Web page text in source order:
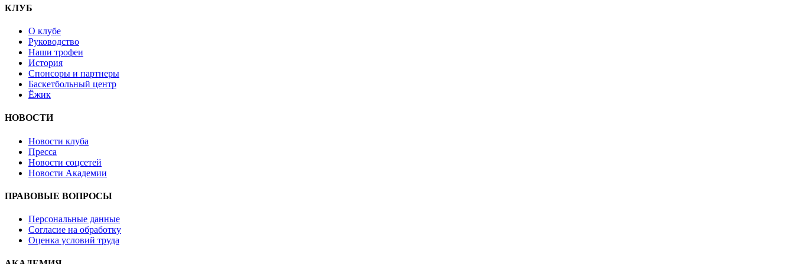
КЛУБ
О клубе
Руководство
Наши трофеи
История
Спонсоры и партнеры
Баскетбольный центр
Ёжик
НОВОСТИ
Новости клуба
Пресса
Новости соцсетей
Новости Академии
ПРАВОВЫЕ ВОПРОСЫ
Персональные данные
Согласие на обработку
Оценка условий труда